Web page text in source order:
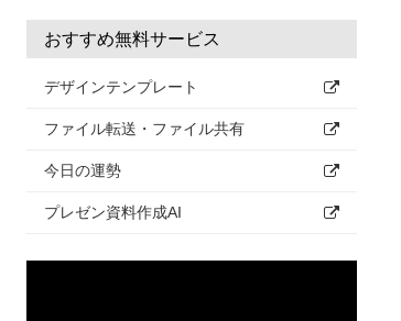
おすすめ無料サービス
デザインテンプレート
ファイル転送・ファイル共有
今日の運勢
プレゼン資料作成AI